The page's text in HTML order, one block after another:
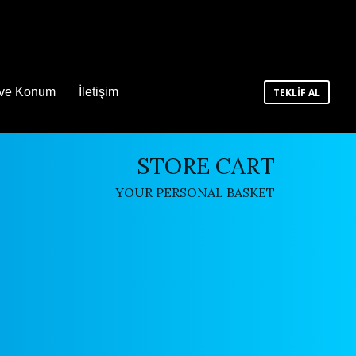
Konum İletişim TEKLİF AL
STORE CART
YOUR PERSONAL BASKET